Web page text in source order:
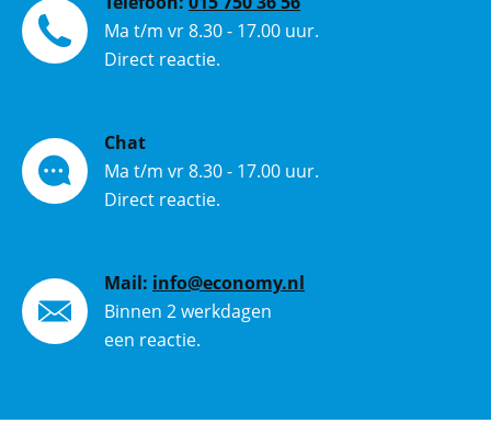
Ma t/m vr 8.30 - 17.00 uur.
Direct reactie.
Chat
Ma t/m vr 8.30 - 17.00 uur.
Direct reactie.
Mail: info@economy.nl
Binnen 2 werkdagen
een reactie.